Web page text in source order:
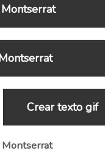
Crear texto gif